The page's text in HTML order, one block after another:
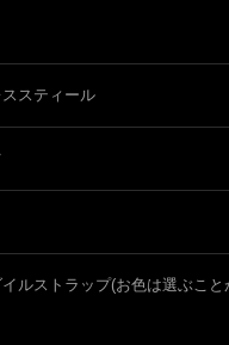
スティール
ルストラップ(お色は選ぶこと